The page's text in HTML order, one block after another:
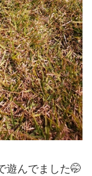
遊んでました🤭